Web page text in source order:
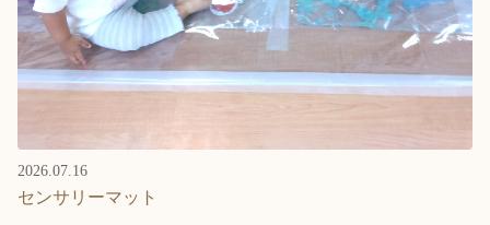
2026.07.16
センサリーマット